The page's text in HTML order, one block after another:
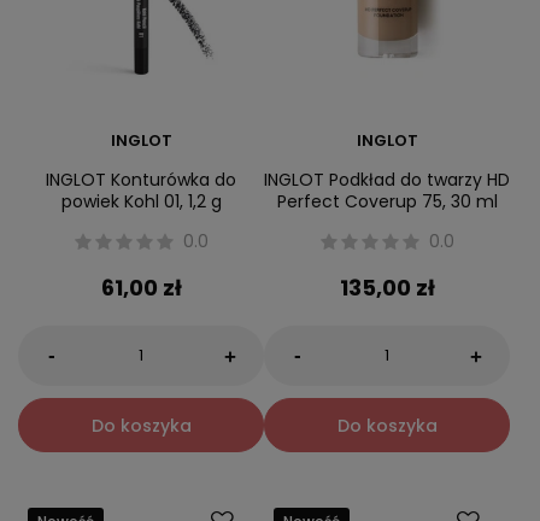
INGLOT
INGLOT Konturówka do
powiek Kohl 01, 1,2 g
0.0
61,00 zł
- +
Do koszyka
INGLOT
INGLOT Podkład do twarzy HD
Perfect Coverup 75, 30 ml
0.0
135,00 zł
- +
Do koszyka